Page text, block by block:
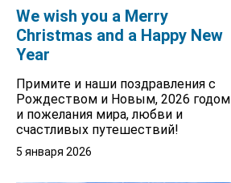
We wish you a Merry
Christmas and a Happy New
Year
Примите и наши поздравления с
Рождеством и Новым, 2026 годом
и пожелания мира, любви и
счастливых путешествий!
5 января 2026